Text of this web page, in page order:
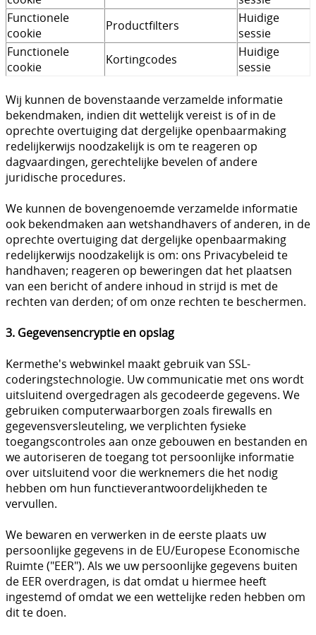
Functionele
cookie
Productfilters
Huidige
sessie
Functionele
cookie
Kortingcodes
Huidige
sessie
Wij kunnen de bovenstaande verzamelde informatie
bekendmaken, indien dit wettelijk vereist is of in de
oprechte overtuiging dat dergelijke openbaarmaking
redelijkerwijs noodzakelijk is om te reageren op
dagvaardingen, gerechtelijke bevelen of andere
juridische procedures.
We kunnen de bovengenoemde verzamelde informatie
ook bekendmaken aan wetshandhavers of anderen, in de
oprechte overtuiging dat dergelijke openbaarmaking
redelijkerwijs noodzakelijk is om: ons Privacybeleid te
handhaven; reageren op beweringen dat het plaatsen
van een bericht of andere inhoud in strijd is met de
rechten van derden; of om onze rechten te beschermen.
3. Gegevensencryptie en opslag
Kermethe's webwinkel maakt gebruik van SSL-
coderingstechnologie. Uw communicatie met ons wordt
uitsluitend overgedragen als gecodeerde gegevens. We
gebruiken computerwaarborgen zoals firewalls en
gegevensversleuteling, we verplichten fysieke
toegangscontroles aan onze gebouwen en bestanden en
we autoriseren de toegang tot persoonlijke informatie
over uitsluitend voor die werknemers die het nodig
hebben om hun functieverantwoordelijkheden te
vervullen.
We bewaren en verwerken in de eerste plaats uw
persoonlijke gegevens in de EU/Europese Economische
Ruimte ("EER"). Als we uw persoonlijke gegevens buiten
de EER overdragen, is dat omdat u hiermee heeft
ingestemd of omdat we een wettelijke reden hebben om
dit te doen.